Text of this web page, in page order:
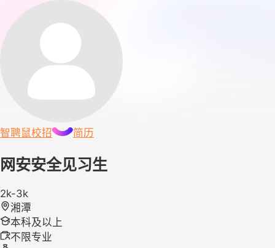
智聘鼠校招 简历
网安安全见习生
2k-3k
湘潭
本科及以上
不限专业